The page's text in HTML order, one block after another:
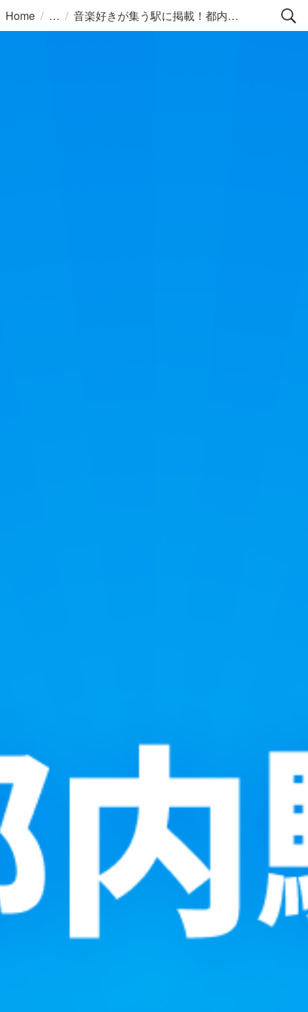
Home / / 音楽好きが集う駅に掲載！都内駅 ポスター広告掲載権